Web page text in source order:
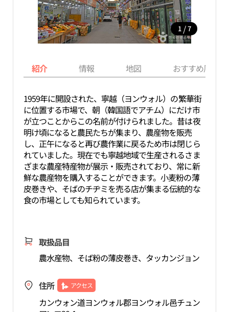
1 / 7
紹介 情報 地図 おすすめ周辺
1959年に開設された、寧越（ヨンウォル）の繁華街
に位置する市場で、朝（韓国語でアチム）にだけ市
が立つことからこの名前が付けられました。昔は夜
明け頃になると農民たちが集まり、農産物を販売
し、正午になると再び農作業に戻るため市は閉じら
れていました。現在でも寧越地域で生産されるさま
ざまな農産特産物が展示・販売されており、常に新
鮮な農産物を購入することができます。小麦粉の薄
皮巻きや、そばのチヂミを売る店が集まる伝統的な
食の市場としても知られています。
取扱品目
農水産物、そば粉の薄皮巻き、タッカンジョン
住所 アクセス
カンウォン道ヨンウォル郡ヨンウォル邑チュン